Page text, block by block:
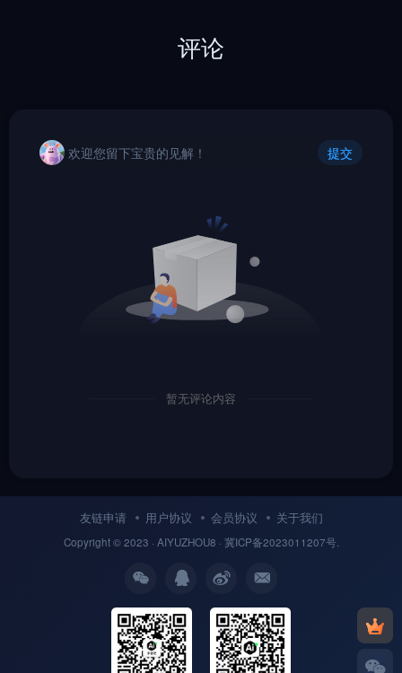
评论
欢迎您留下宝贵的见解！ 提交
暂无评论内容
友链申请 用户协议 会员协议 关于我们
Copyright © 2023 · AIYUZHOU8 · 冀ICP备2023011207号.